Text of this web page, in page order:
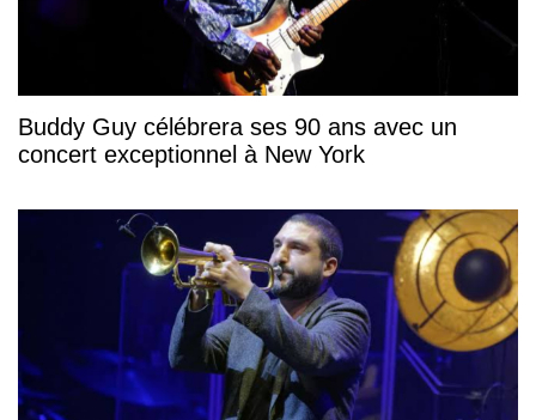
Buddy Guy célébrera ses 90 ans avec un
concert exceptionnel à New York